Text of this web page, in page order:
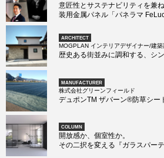
意匠性とサステナビリティを兼
装用金属パネル「パネラマ
ARCHITECT
MOGPLAN インテリアデザイナー/建
歴史ある街並みに調和する、シ
MANUFACTURER
株式会社グリーンフィールド
デュポンTM ザバーン®防草シー
COLUMN
開放感か、個室性か。
その二択を変える『ガラスパー